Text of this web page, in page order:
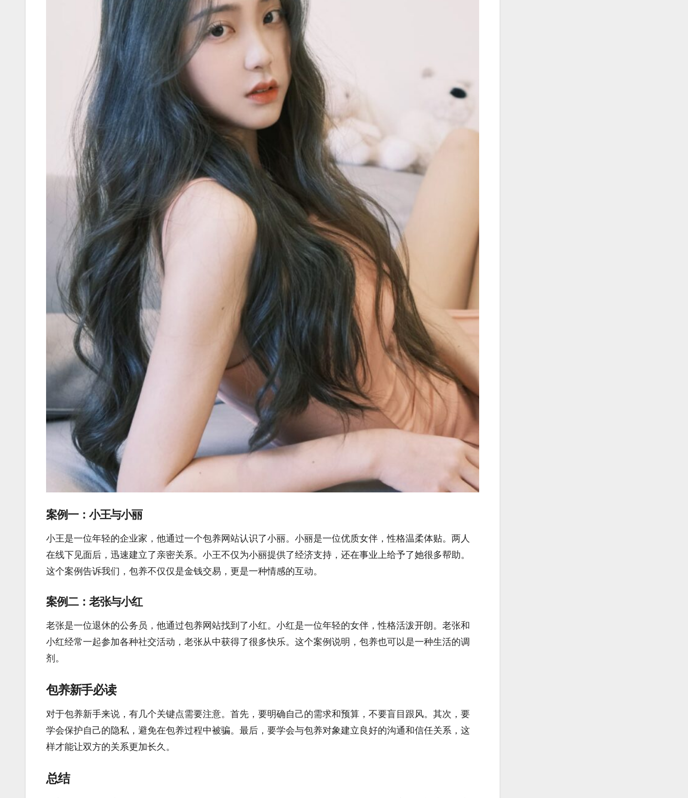
案例一：小王与小丽
小王是一位年轻的企业家，他通过一个包养网站认识了小丽。小丽是一位优质女伴，性格温柔体贴。两人
在线下见面后，迅速建立了亲密关系。小王不仅为小丽提供了经济支持，还在事业上给予了她很多帮助。
这个案例告诉我们，包养不仅仅是金钱交易，更是一种情感的互动。
案例二：老张与小红
老张是一位退休的公务员，他通过包养网站找到了小红。小红是一位年轻的女伴，性格活泼开朗。老张和
小红经常一起参加各种社交活动，老张从中获得了很多快乐。这个案例说明，包养也可以是一种生活的调
剂。
包养新手必读
对于包养新手来说，有几个关键点需要注意。首先，要明确自己的需求和预算，不要盲目跟风。其次，要
学会保护自己的隐私，避免在包养过程中被骗。最后，要学会与包养对象建立良好的沟通和信任关系，这
样才能让双方的关系更加长久。
总结